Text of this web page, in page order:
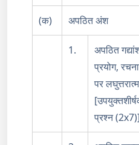
(क) अपठित अंश
1.
अपठित
प्रयोग,
पर
प्रश्न (2x7)]